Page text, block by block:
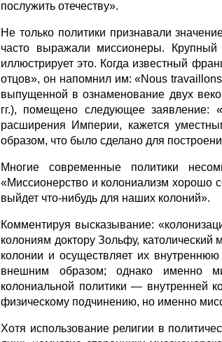
послужить отечеству».
Не только политики признавали
часто выражали миссионеры.
иллюстрирует это. Когда известный
отцов», он напомнил им: «Nous
выпущенной в ознаменование двух
гг.), помещено следующее заявление:
расширения Империи, кажется
образом, что было сделано для
Многие современные политики
«Миссионерство и колониализм хорошо
выйдет что-нибудь для наших колоний».
Комментируя высказывание:
колониям доктору Зольфу,
колонии и осуществляет их
внешним образом; однако именно
колониальной политики — внутренней
физическому подчинению, но именно
Хотя использование религии в